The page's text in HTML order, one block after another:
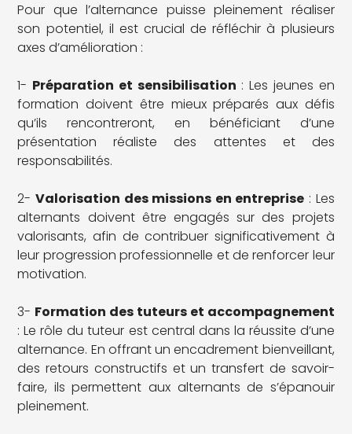
Pour que l’alternance puisse pleinement réaliser
son potentiel, il est crucial de réfléchir à plusieurs
axes d’amélioration :
1- Préparation et sensibilisation : Les jeunes en
formation doivent être mieux préparés aux défis
qu’ils rencontreront, en bénéficiant d’une
présentation réaliste des attentes et des
responsabilités.
2- Valorisation des missions en entreprise : Les
alternants doivent être engagés sur des projets
valorisants, afin de contribuer significativement à
leur progression professionnelle et de renforcer leur
motivation.
3- Formation des tuteurs et accompagnement
: Le rôle du tuteur est central dans la réussite d’une
alternance. En offrant un encadrement bienveillant,
des retours constructifs et un transfert de savoir-
faire, ils permettent aux alternants de s’épanouir
pleinement.